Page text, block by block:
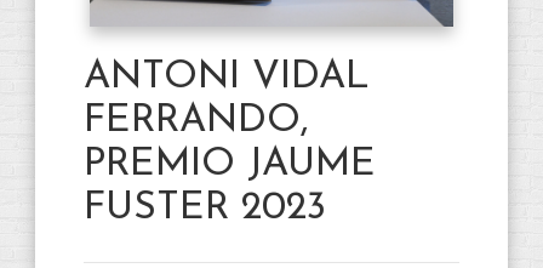
ANTONI VIDAL
FERRANDO,
PREMIO JAUME
FUSTER 2023